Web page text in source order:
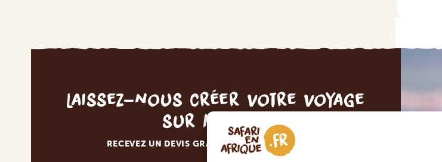
Laissez-nous créer votre voyage
sur mesure
RECEVEZ UN DEVIS GRATUIT, SANS ENGAGEMENT